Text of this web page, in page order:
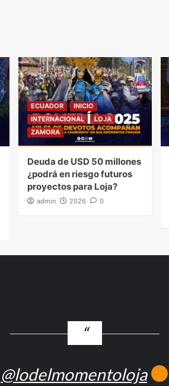
ECUADOR
INICIO
INTERNACIONAL
LOJA
ZAMORA
Deuda de USD 50 millones
¿podrá en riesgo futuros
proyectos para Loja?
admin 2026 0
@lodelmomentoloja